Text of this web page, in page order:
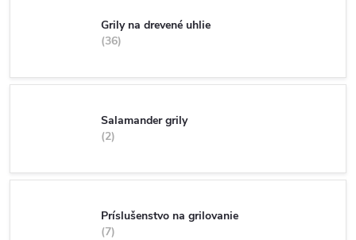
Grily na drevené uhlie
36
Salamander grily
2
Príslušenstvo na grilovanie
7